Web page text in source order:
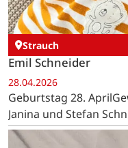
Strauch
Emil Schneider
28.04.2026
Geburtstag 28.
Janina und Stefan